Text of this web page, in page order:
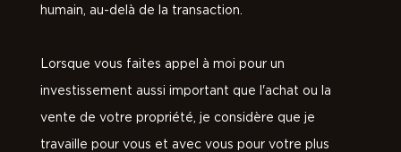
humain, au-delà de la transaction.
Lorsque vous faites appel à moi pour un
investissement aussi important que l'achat ou la
vente de votre propriété, je considère que je
travaille pour vous et avec vous pour votre plus